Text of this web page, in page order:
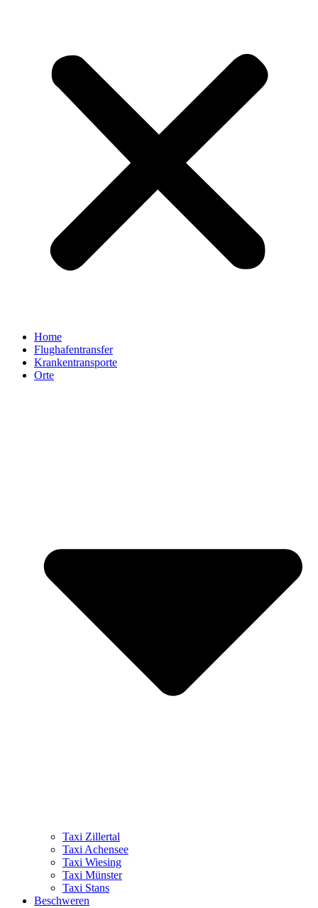
Home
Flughafentransfer
Krankentransporte
Orte
Taxi Zillertal
Taxi Achensee
Taxi Wiesing
Taxi Münster
Taxi Stans
Beschweren